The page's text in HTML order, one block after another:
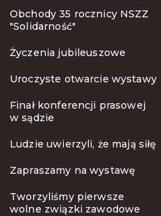
Obchody 35 rocznicy NSZZ
"Solidarność"
Życzenia jubileuszowe
Uroczyste otwarcie wystawy
Finał konferencji prasowej
w sądzie
Ludzie uwierzyli, że mają siłę
Zapraszamy na wystawę
Tworzyliśmy pierwsze
wolne związki zawodowe